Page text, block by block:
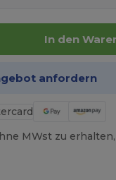
In den
anfordern
MWst zu